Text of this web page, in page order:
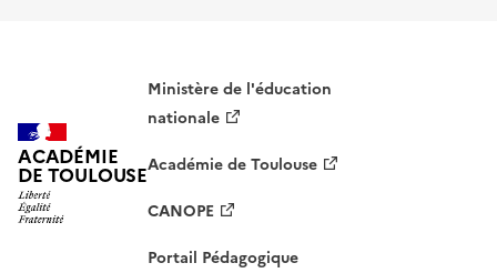
ACADÉMIE
DE TOULOUSE
Ministère de l'éducation
nationale
Académie de Toulouse
CANOPE
Portail Pédagogique